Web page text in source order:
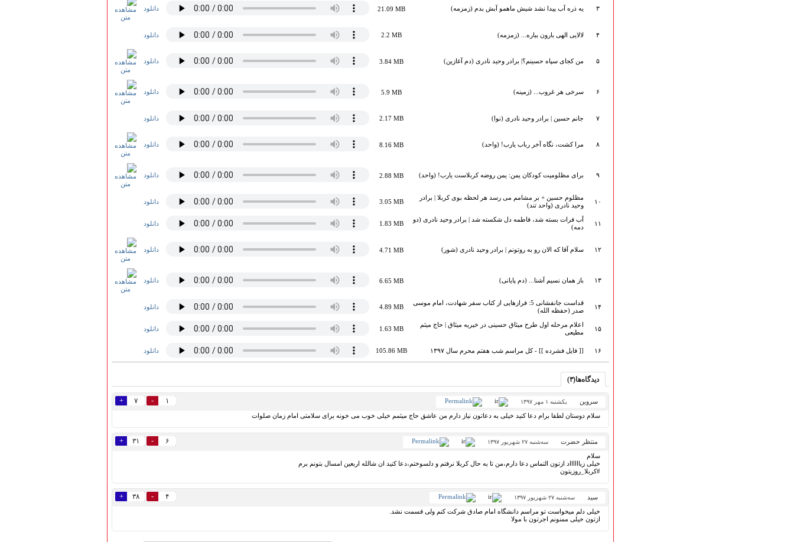
۳ یه ذره آب پیدا نشد شیش ماهمو آبش بدم (زمزمه) 21.09 MB دانلود
۴ لالایی الهی بارون بباره... (زمزمه) 2.2 MB دانلود
۵ من کجای سپاه حسینم؟| برادر وحید نادری (دم آغازین) 3.84 MB دانلود
۶ سرخی هر غروب... (زمینه) 5.9 MB دانلود
۷ جانم حسین | برادر وحید نادری (نوا) 2.17 MB دانلود
۸ مرا کشت، نگاه آخر رباب یارب! (واحد) 8.16 MB دانلود
۹ برای مظلومیت کودکان یمن: یمن روضه کربلاست یارب! (واحد) 2.88 MB دانلود
۱۰
مظلوم حسین + بر مشامم می رسد هر لحظه بوی کربلا | برادر
وحید نادری (واحد تند)
3.05 MB دانلود
۱۱
آب فرات بسته شد، فاطمه دل شکسته شد | برادر وحید نادری (دو
دمه)
1.83 MB دانلود
۱۲ سلام آقا که الان رو به روتونم | برادر وحید نادری (شور) 4.71 MB دانلود
۱۳ باز همان نسیم آشنا... (دم پایانی) 6.65 MB دانلود
۱۴
قداست جانفشانی 5: فرازهایی از کتاب سفر شهادت، امام موسی
صدر (حفظه الله)
4.89 MB دانلود
۱۵
اعلام مرحله اول طرح میثاق حسینی در خیریه میثاق | حاج میثم
مطیعی
1.63 MB دانلود
۱۶ [[ فایل فشرده ]] - کل مراسم شب هفتم محرم سال ۱۳۹۷ 105.86 MB دانلود
دیدگاه‌ها(۳)
سروین یکشنبه ۱ مهر ۱۳۹۷ ۷ + ۱ -
سلام دوستان لطفا برام دعا کنید خیلی به دعاتون نیاز دارم من عاشق حاج میثمم خیلی خوب می خونه برای سلامتی امام زمان صلوات
منتظر حضرت سه‌شنبه ۲۷ شهریور ۱۳۹۷ ۳۱ + ۶ -
سلام
خیلی زیااااااد ازتون التماس دعا دارم،من تا به حال کربلا نرفتم و دلسوختم،دعا کنید ان شالله اربعین امسال بتونم برم
#کربلا_روزیتون
سید سه‌شنبه ۲۷ شهریور ۱۳۹۷ ۳۸ + ۴ -
خیلی دلم میخواست تو مراسم دانشگاه امام صادق شرکت کنم ولی قسمت نشد.
ازتون خیلی ممنونم اجرتون با مولا